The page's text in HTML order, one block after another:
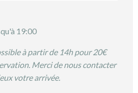
19:00
à partir de 14h pour 20€
Merci de nous contacter
votre arrivée.